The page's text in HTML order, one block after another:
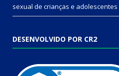
sexual de crianças e adolescentes
DESENVOLVIDO POR CR2